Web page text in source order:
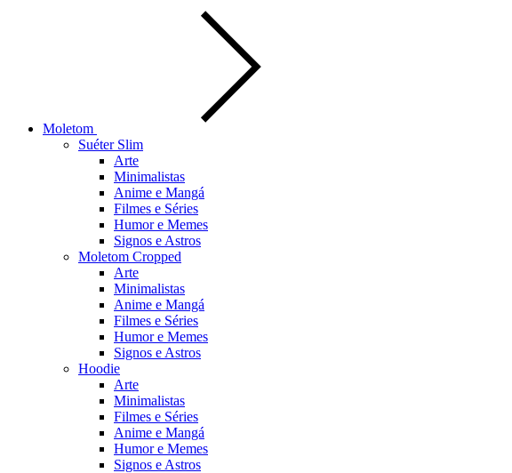
Moletom
Suéter Slim
Arte
Minimalistas
Anime e Mangá
Filmes e Séries
Humor e Memes
Signos e Astros
Moletom Cropped
Arte
Minimalistas
Anime e Mangá
Filmes e Séries
Humor e Memes
Signos e Astros
Hoodie
Arte
Minimalistas
Filmes e Séries
Anime e Mangá
Humor e Memes
Signos e Astros